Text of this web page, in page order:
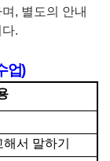
, 별도의 안내
다.
업)
서 말하기